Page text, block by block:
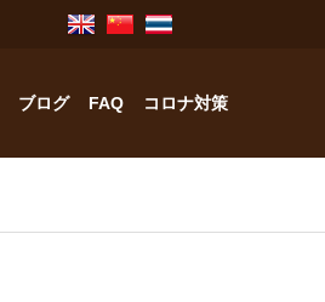
ブログ FAQ コロナ対策